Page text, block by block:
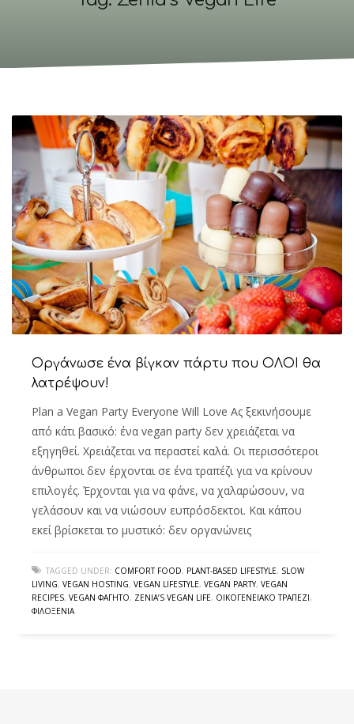
Οργάνωσε ένα βίγκαν πάρτυ που ΟΛΟΙ θα
λατρέψουν!
Plan a Vegan Party Everyone Will Love Ας ξεκινήσουμε
από κάτι βασικό: ένα vegan party δεν χρειάζεται να
εξηγηθεί. Χρειάζεται να περαστεί καλά. Οι περισσότεροι
άνθρωποι δεν έρχονται σε ένα τραπέζι για να κρίνουν
επιλογές. Έρχονται για να φάνε, να χαλαρώσουν, να
γελάσουν και να νιώσουν ευπρόσδεκτοι. Και κάπου
εκεί βρίσκεται το μυστικό: δεν οργανώνεις
TAGGED UNDER: COMFORT FOOD, PLANT-BASED LIFESTYLE, SLOW
LIVING, VEGAN HOSTING, VEGAN LIFESTYLE, VEGAN PARTY, VEGAN
RECIPES, VEGAN ΦΑΓΗΤΌ, ZENIA’S VEGAN LIFE, ΟΙΚΟΓΕΝΕΙΑΚΌ ΤΡΑΠΈΖΙ,
ΦΙΛΟΞΕΝΊΑ